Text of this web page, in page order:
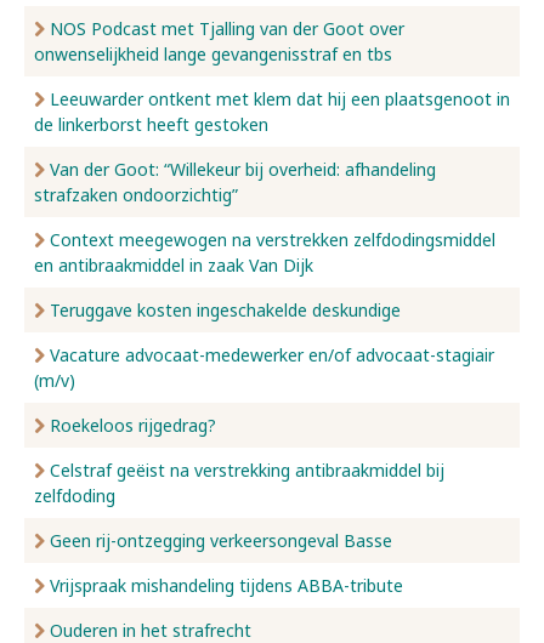
NOS Podcast met Tjalling van der Goot over
onwenselijkheid lange gevangenisstraf en tbs
Leeuwarder ontkent met klem dat hij een plaatsgenoot in
de linkerborst heeft gestoken
Van der Goot: “Willekeur bij overheid: afhandeling
strafzaken ondoorzichtig”
Context meegewogen na verstrekken zelfdodingsmiddel
en antibraakmiddel in zaak Van Dijk
Teruggave kosten ingeschakelde deskundige
Vacature advocaat-medewerker en/of advocaat-stagiair
(m/v)
Roekeloos rijgedrag?
Celstraf geëist na verstrekking antibraakmiddel bij
zelfdoding
Geen rij-ontzegging verkeersongeval Basse
Vrijspraak mishandeling tijdens ABBA-tribute
Ouderen in het strafrecht